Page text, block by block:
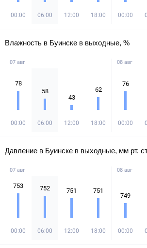
00:00 06:00 12:00 18:00 00:00
Влажность в Буинске в выходные, %
07 авг
78
00:00
58
06:00
43
12:00
62
18:00
08 авг
76
00:00
Давление в Буинске в выходные, мм рт. ст.
07 авг
753
00:00
752
06:00
751
12:00
751
18:00
08 авг
749
00:00